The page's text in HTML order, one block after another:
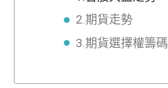
2.期貨走勢
3.期貨選擇權籌碼